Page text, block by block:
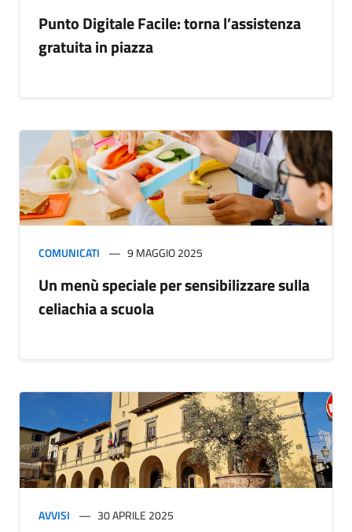
Punto Digitale Facile: torna l’assistenza
gratuita in piazza
COMUNICATI 9 MAGGIO 2025
Un menù speciale per sensibilizzare sulla
celiachia a scuola
AVVISI 30 APRILE 2025